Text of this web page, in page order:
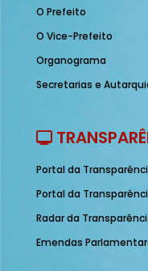
O Prefeito
O Vice-Prefeito
Organograma
Secretarias e
Portal da
Portal da
Radar da
Emendas